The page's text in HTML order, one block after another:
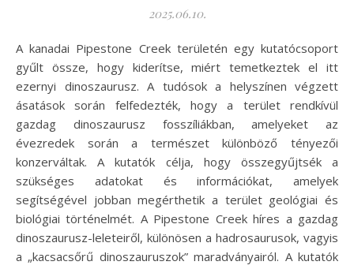
2025.06.10.
A kanadai Pipestone Creek területén egy kutatócsoport
gyűlt össze, hogy kiderítse, miért temetkeztek el itt
ezernyi dinoszaurusz. A tudósok a helyszínen végzett
ásatások során felfedezték, hogy a terület rendkívül
gazdag dinoszaurusz fosszíliákban, amelyeket az
évezredek során a természet különböző tényezői
konzerváltak. A kutatók célja, hogy összegyűjtsék a
szükséges adatokat és információkat, amelyek
segítségével jobban megérthetik a terület geológiai és
biológiai történelmét. A Pipestone Creek híres a gazdag
dinoszaurusz-leleteiről, különösen a hadrosaurusok, vagyis
a „kacsacsőrű dinoszauruszok” maradványairól. A kutatók